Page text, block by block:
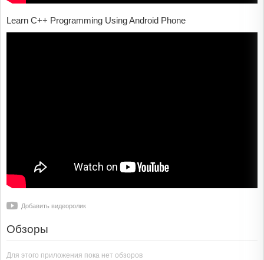
Learn C++ Programming Using Android Phone
Добавить видеоролик
Обзоры
Для этого приложения пока нет обзоров